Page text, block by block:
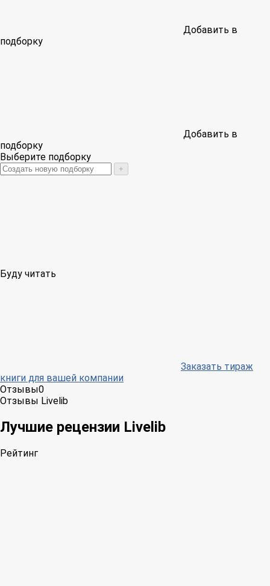
Добавить в
подборку
Добавить в
подборку
Выберите подборку
+
Буду читать
Заказать тираж
книги для вашей компании
Отзывы0
Отзывы Livelib
Лучшие рецензии Livelib
Рейтинг